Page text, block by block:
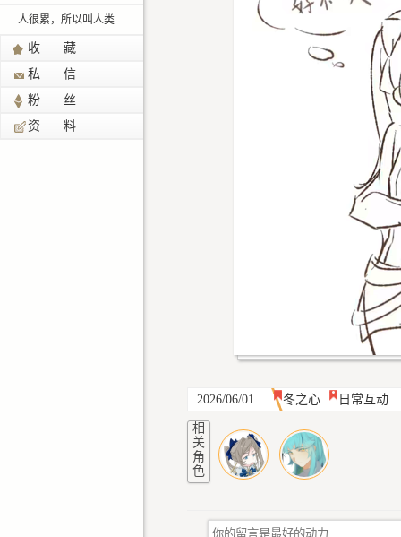
人很累，所以叫人类
收 藏
私 信
粉 丝
资 料
2026/06/01 冬之心 日常互动
相
关
角
色